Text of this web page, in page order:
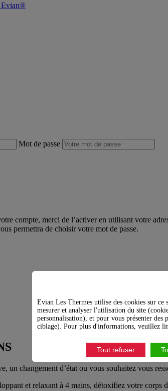
Evian Les Thermes utilise des cookies sur
mesurer et analyser l'utilisation du site
personnalisation), et pour vous présenter
ciblage). Pour plus d'informations, veuillez
Tout refuser
Evian®
Mot de passe
compte, merci de l’activer en utilisant votre
permettra de choisir votre mot de passe.
un changement d’état ou vous souhaitez vous
et relaxant à 4 mains, détoxifiez votre